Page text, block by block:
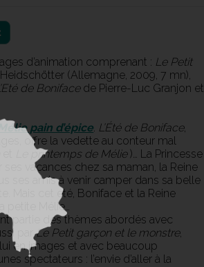
d’animation comprenant : Le Petit
(Allemagne, 2009, 7 mn),
de Bonifacede Pierre-Luc Granjon et
pain d’épice. L’Été de Boniface,
offre la vedette au conteur mal
Le printemps de Mélie)… La Princesse
vacances chez sa maman, la Reine
ses amis à venir camper dans sa belle
Mais cet été, Boniface et la Reine
petite Mélie…
partie des thèmes abordés avec
parLe Petit garçon et le monstre,
en images et avec beaucoup
spectateurs : l’envie d’aller à la